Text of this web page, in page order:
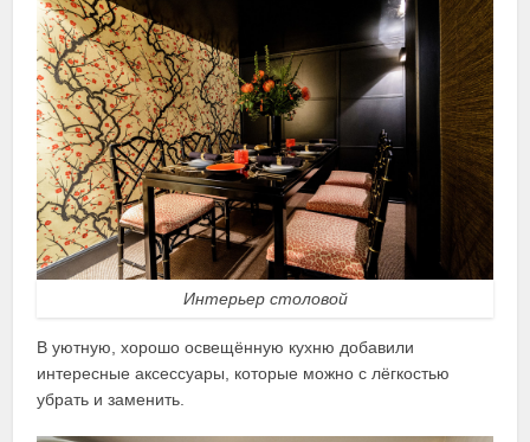
Интерьер столовой
В уютную, хорошо освещённую кухню добавили
интересные аксессуары, которые можно с лёгкостью
убрать и заменить.